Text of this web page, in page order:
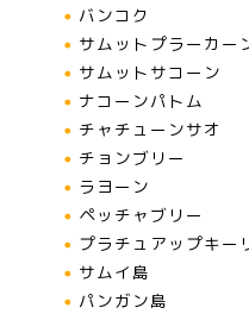
バンコク
サムットプラーカー
サムットサコーン
ナコーンパトム
チャチューンサオ
チョンブリー
ラヨーン
ペッチャブリー
プラチュアップキー
サムイ島
パンガン島